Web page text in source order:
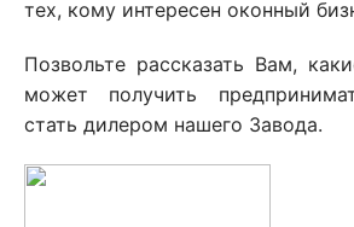
тех, кому интересен оконный
Позвольте рассказать Вам,
может получить
стать дилером нашего Завода.